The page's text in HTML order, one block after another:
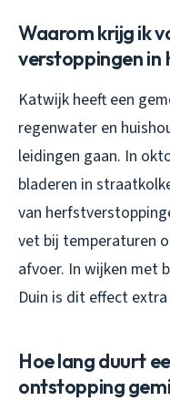
Waarom krijg ik
verstoppingen in
Katwijk heeft een
regenwater en
leidingen gaan. In
bladeren in
van
vet bij temperaturen
afvoer. In wijken met
Duin is dit effect extra
Hoe lang duurt
ontstopping